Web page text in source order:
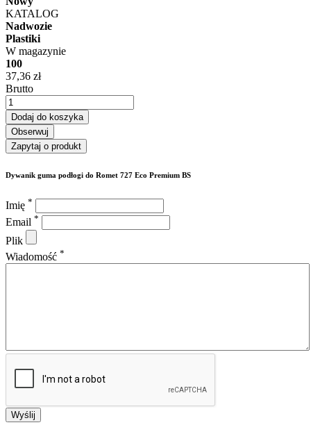
KATALOG
Nadwozie
Plastiki
W magazynie
100
37,36 zł
Brutto
Dodaj do koszyka
Obserwuj
Zapytaj o produkt
Dywanik guma podłogi do Romet 727 Eco Premium BS
Imię *
Email *
Plik
Wiadomość *